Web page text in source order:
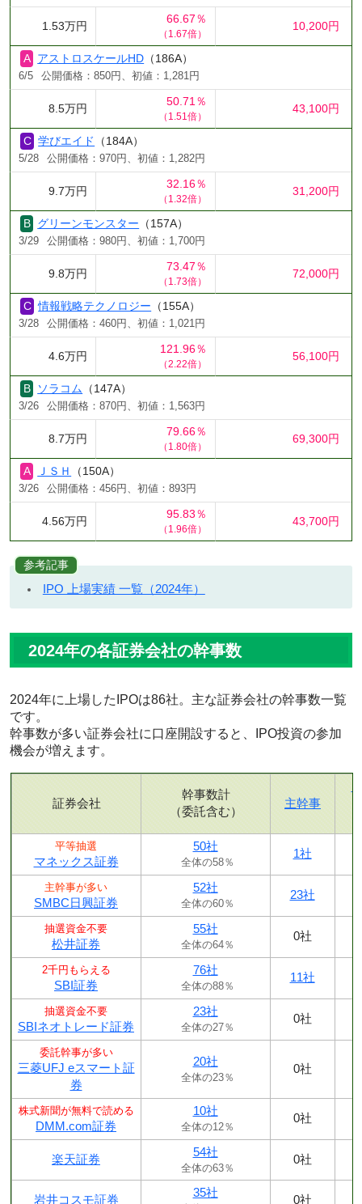
1.53万円
66.67％
（1.67倍）
10,200円
アストロスケールHD （186A）
6/5 公開価格：850円、初値：1,281円
8.5万円
50.71％
（1.51倍）
43,100円
学びエイド （184A）
5/28 公開価格：970円、初値：1,282円
9.7万円
32.16％
（1.32倍）
31,200円
グリーンモンスター （157A）
3/29 公開価格：980円、初値：1,700円
9.8万円
73.47％
（1.73倍）
72,000円
情報戦略テクノロジー （155A）
3/28 公開価格：460円、初値：1,021円
4.6万円
121.96％
（2.22倍）
56,100円
ソラコム （147A）
3/26 公開価格：870円、初値：1,563円
8.7万円
79.66％
（1.80倍）
69,300円
ＪＳＨ （150A）
3/26 公開価格：456円、初値：893円
4.56万円
95.83％
（1.96倍）
43,700円
参考記事
IPO 上場実績 一覧（2024年）
2024年の各証券会社の幹事数
2024年に上場したIPOは86社。主な証券会社の幹事数一覧
です。
幹事数が多い証券会社に口座開設すると、IPO投資の参加
機会が増えます。
証券会社
幹事数計
（委託含む）
主幹事
平等抽選
マネックス証券
50社
全体の58％
1社
主幹事が多い
SMBC日興証券
52社
全体の60％
23社
抽選資金不要
松井証券
55社
全体の64％
0社
2千円もらえる
SBI証券
76社
全体の88％
11社
抽選資金不要
SBIネオトレード証券
23社
全体の27％
0社
委託幹事が多い
三菱UFJ eスマート証
券
20社
全体の23％
0社
株式新聞が無料で読める
DMM.com証券
10社
全体の12％
0社
楽天証券
54社
全体の63％
0社
岩井コスモ証券
35社
0社